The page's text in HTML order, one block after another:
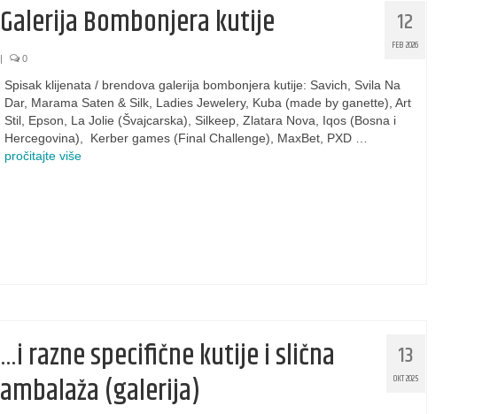
12
FEB 2026
Galerija Bombonjera kutije
| 0
Spisak klijenata / brendova galerija bombonjera kutije: Savich, Svila Na
Dar, Marama Saten & Silk, Ladies Jewelery, Kuba (made by ganette), Art
Stil, Epson, La Jolie (Švajcarska), Silkeep, Zlatara Nova, Iqos (Bosna i
Hercegovina), Kerber games (Final Challenge), MaxBet, PXD …
pročitajte više
13
OKT 2025
…i razne specifične kutije i slična
ambalaža (galerija)